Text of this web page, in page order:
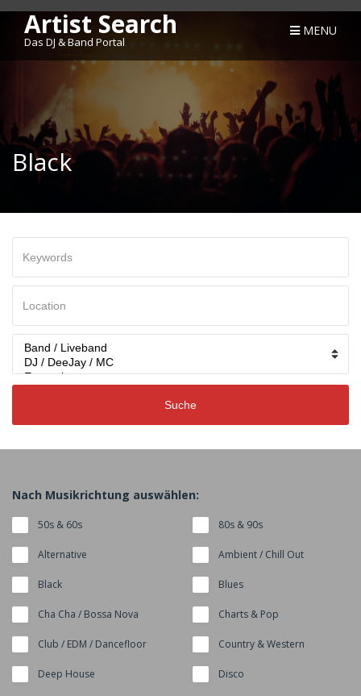
Artist Search
Das DJ & Band Portal
MENU
Black
Region
Categories
Suche
Nach Musikrichtung auswählen:
50s & 60s 80s & 90s
Alternative Ambient / Chill Out
Black Blues
Cha Cha / Bossa Nova Charts & Pop
Club / EDM / Dancefloor Country & Western
Deep House Disco